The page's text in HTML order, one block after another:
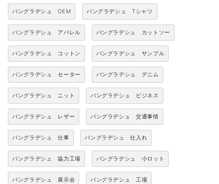
バングラデシュ OEM バングラデシュ Tシャツ
バングラデシュ アパレル バングラデシュ カットソー
バングラデシュ コットン バングラデシュ サンプル
バングラデシュ セーター バングラデシュ デニム
バングラデシュ ニット バングラデシュ ビジネス
バングラデシュ レザー バングラデシュ 交通事情
バングラデシュ 仕事 バングラデシュ 仕入れ
バングラデシュ 協力工場 バングラデシュ 小ロット
バングラデシュ 展示会 バングラデシュ 工場